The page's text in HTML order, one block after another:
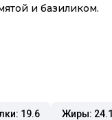
и базиликом.
19.6 Жиры: 24.1